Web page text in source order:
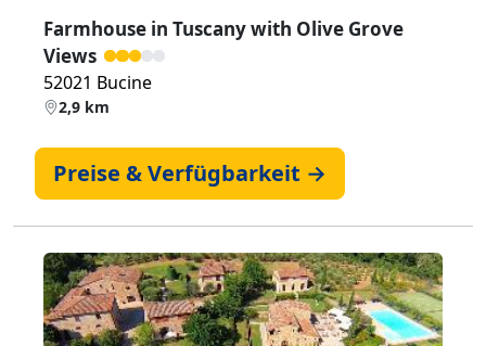
Farmhouse in Tuscany with Olive Grove
Views
52021 Bucine
2,9 km
Preise & Verfügbarkeit →